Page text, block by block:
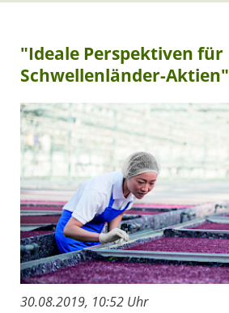
"Ideale Perspektiven für
Schwellenländer-Aktien"
30.08.2019, 10:52 Uhr